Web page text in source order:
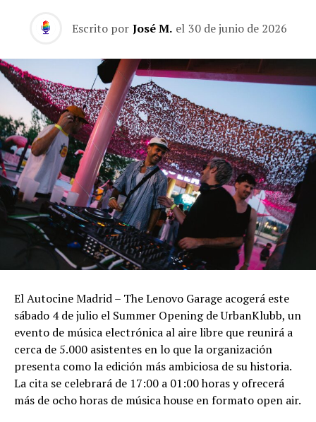
Escrito por José M. el 30 de junio de 2026
El Autocine Madrid – The Lenovo Garage acogerá este
sábado 4 de julio el Summer Opening de UrbanKlubb, un
evento de música electrónica al aire libre que reunirá a
cerca de 5.000 asistentes en lo que la organización
presenta como la edición más ambiciosa de su historia.
La cita se celebrará de 17:00 a 01:00 horas y ofrecerá
más de ocho horas de música house en formato open air.